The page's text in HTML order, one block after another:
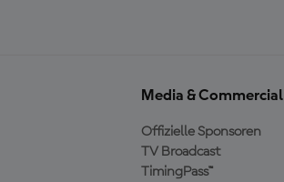
Media & Commercial
Offizielle Sponsoren
TV Broadcast
TimingPass™